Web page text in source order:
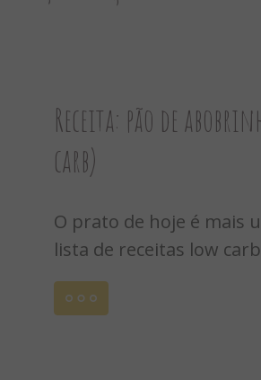
Receita: pão de
carb)
O prato de hoje é mais
lista de receitas low